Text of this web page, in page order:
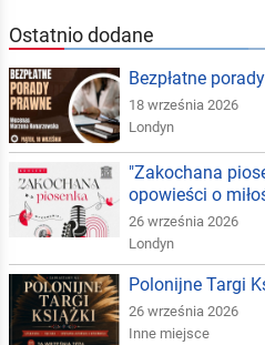
Ostatnio dodane
Bezpłatne
18 września 2026
Londyn
"Zakochana
opowieści o
26 września 2026
Londyn
Polonijne Targi
26 września 2026
Inne miejsce